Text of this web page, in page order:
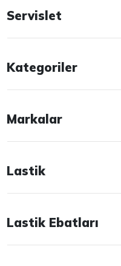
Servislet
Kategoriler
Markalar
Lastik
Lastik Ebatları